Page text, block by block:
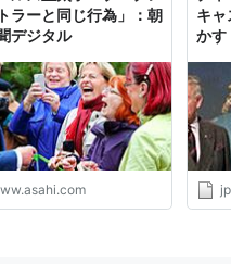
ラーと同じ行為」：朝
デジタル
キャ
かす